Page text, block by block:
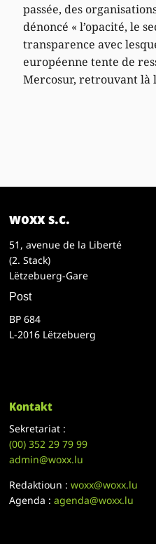
passée, des
dénoncé « l’opacité, le
transparence avec
européenne tente de
Mercosur, retrouvant là
woxx s.c.
51, avenue de la Liberté
(2. Stack)
Lëtzebuerg-Gare
Post
BP 684
L-2016 Lëtzebuerg
Kontakt
Sekretariat :
(00)352 29 79 99
admin@woxx.lu
Redaktioun :woxx@woxx.lu
Agenda :agenda@woxx.lu